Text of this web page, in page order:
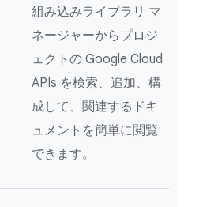
組み込みライブラリ マ
ネージャーからプロジ
ェクトの Google Cloud
APIs を検索、追加、構
成して、関連するドキ
ュメントを簡単に閲覧
できます。